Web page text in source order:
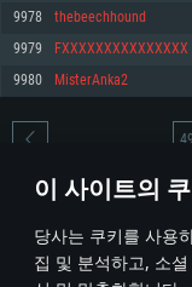
이 사이트의
당사는 쿠키를 사용
집 및 분석하고, 소
570 혹은 그 이상
여유 저장 공간: 62.2 GB (
네트워크: 브로드밴드 인터
여유 저장 공간: 62.2 GB (
프로세서: Intel Core i7
메모리: 16 GB
그래픽 카드: Vulkan 을 지
1060 (6개월 미만) 혹은 그
지원하는 AMD RX 570 (6
여유 저장 공간: 62.2 GB (
9978 thebeechhound
9979 FXXXXXXXXXXXXXXX
9980 MisterAnka2
* 순위표는 매일 1회 갱신